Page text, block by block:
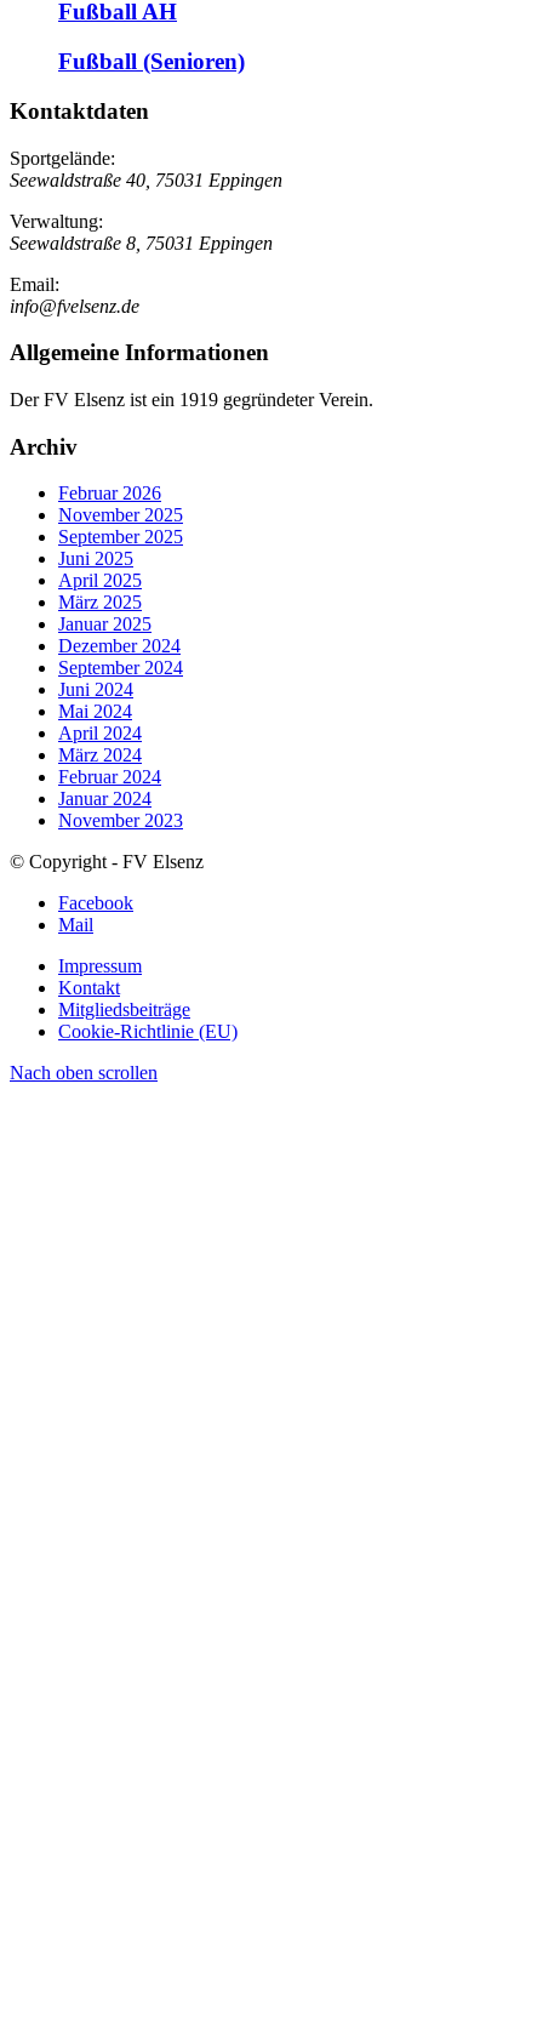
Fußball AH
Fußball (Senioren)
Kontaktdaten
Sportgelände:
Seewaldstraße 40, 75031 Eppingen
Verwaltung:
Seewaldstraße 8, 75031 Eppingen
Email:
info@fvelsenz.de
Allgemeine Informationen
Der FV Elsenz ist ein 1919 gegründeter Verein.
Archiv
Februar 2026
November 2025
September 2025
Juni 2025
April 2025
März 2025
Januar 2025
Dezember 2024
September 2024
Juni 2024
Mai 2024
April 2024
März 2024
Februar 2024
Januar 2024
November 2023
© Copyright - FV Elsenz
Facebook
Mail
Impressum
Kontakt
Mitgliedsbeiträge
Cookie-Richtlinie (EU)
Nach oben scrollen